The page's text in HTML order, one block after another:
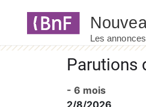
Parutions
- 6 mois
2/8/2026